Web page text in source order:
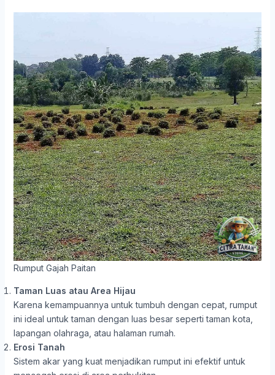
Rumput Gajah Paitan
Taman Luas atau Area Hijau
Karena kemampuannya untuk tumbuh dengan cepat, rumput
ini ideal untuk taman dengan luas besar seperti taman kota,
lapangan olahraga, atau halaman rumah.
Erosi Tanah
Sistem akar yang kuat menjadikan rumput ini efektif untuk